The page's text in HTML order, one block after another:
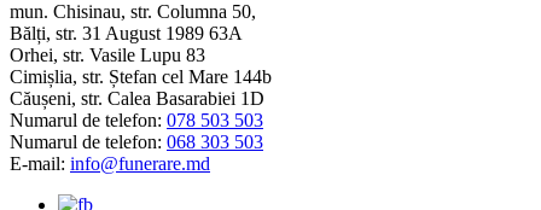
mun. Chisinau, str. Columna 50,
Bălți, str. 31 August 1989 63A
Orhei, str. Vasile Lupu 83
Cimișlia, str. Ștefan cel Mare 144b
Căușeni, str. Calea Basarabiei 1D
Numarul de telefon: 078 503 503
Numarul de telefon: 068 303 503
E-mail: info@funerare.md